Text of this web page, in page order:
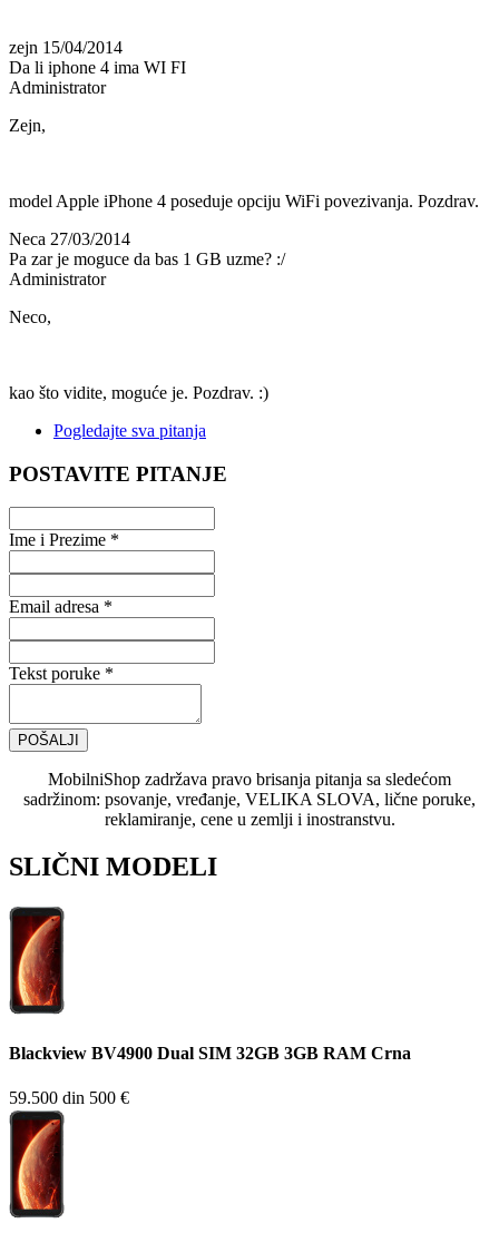
zejn 15/04/2014
Da li iphone 4 ima WI FI
Administrator
Zejn,
model Apple iPhone 4 poseduje opciju WiFi povezivanja. Pozdrav.
Neca 27/03/2014
Pa zar je moguce da bas 1 GB uzme? :/
Administrator
Neco,
kao što vidite, moguće je. Pozdrav. :)
Pogledajte sva pitanja
POSTAVITE PITANJE
Ime i Prezime *
Email adresa *
Tekst poruke *
POŠALJI
MobilniShop zadržava pravo brisanja pitanja sa sledećom
sadržinom: psovanje, vređanje, VELIKA SLOVA, lične poruke,
reklamiranje, cene u zemlji i inostranstvu.
SLIČNI MODELI
Blackview BV4900 Dual SIM 32GB 3GB RAM Crna
59.500 din 500 €